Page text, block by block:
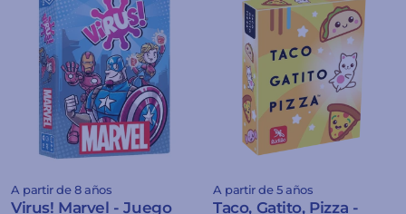
A partir de 8 años
Virus! Marvel - Juego
A partir de 5 años
Taco, Gatito, Pizza -